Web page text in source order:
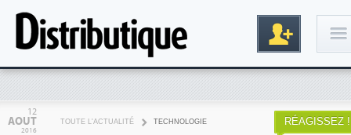
12
AOUT
2016
TOUTE L'ACTUALITÉ TECHNOLOGIE RÉAGISSEZ !